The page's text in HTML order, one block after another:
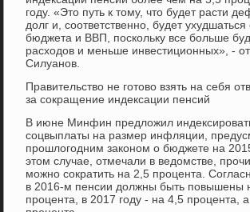
году. «Это путь к тому, что будет расти
долг и, соответственно, будет ухудшаться
бюджета и ВВП, поскольку все больше
расходов и меньше инвестиционных», -
Силуанов.
Правительство не готово взять на себя
за сокращение индексации пенсий
В июне Минфин предложил
соцвыплаты на размер инфляции,
прошлогодним законом о бюджете на
этом случае, отмечали в ведомстве,
можно сократить на 2,5 процента.
в 2016-м пенсии должны быть повышены
процента, в 2017 году - на 4,5 процента,